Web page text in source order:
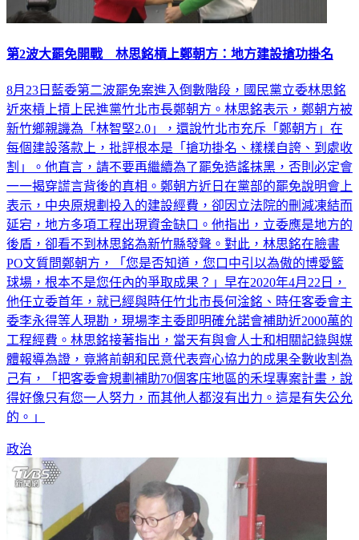
第2波大罷免開戰 林思銘槓上鄭朝方：地方建設搶功掛名
8月23日藍委第二波罷免案進入倒數階段，國民黨立委林思銘
近來槓上摃上民進黨竹北市長鄭朝方。林思銘表示，鄭朝方被
新竹鄉親譏為「林智堅2.0」，還說竹北市充斥「鄭朝方」在
每個建設落款上，批評根本是「搶功掛名、樣樣自誇、到處收
割」。他直言，請不要再繼續為了罷免造謠抹黑，否則必定會
一一揭穿謊言背後的真相。鄭朝方近日在黨部的罷免說明會上
表示，中央原規劃投入的建設經費，卻因立法院的刪減凍結而
延宕，地方多項工程出現資金缺口。他指出，立委應是地方的
後盾，卻看不到林思銘為新竹縣發聲。對此，林思銘在臉書
PO文質問鄭朝方，「您是否知道，您口中引以為傲的博愛籃
球場，根本不是您任內的爭取成果？」早在2020年4月22日，
他任立委首年，就已經與時任竹北市長何淦銘、時任客委會主
委李永得等人現勘，現場李主委即明確允諾會補助近2000萬的
工程經費。林思銘接著指出，當天有與會人士和相關記錄與媒
體報導為證，竟將前朝和民意代表齊心協力的成果全數收割為
己有，「把客委會規劃補助70個客庒地區的禾埕專案計畫，說
得好像只有您一人努力，而其他人都沒有出力。這是有失公允
的。」
政治